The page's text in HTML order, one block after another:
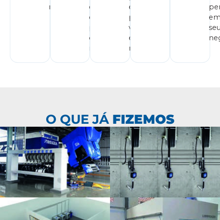
negócio.
e
eficazes
para
o seu
econômico
para
você
e seu
negócio.
O QUE JÁ FIZEMOS